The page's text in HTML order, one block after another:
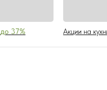
Акции на
до 37%